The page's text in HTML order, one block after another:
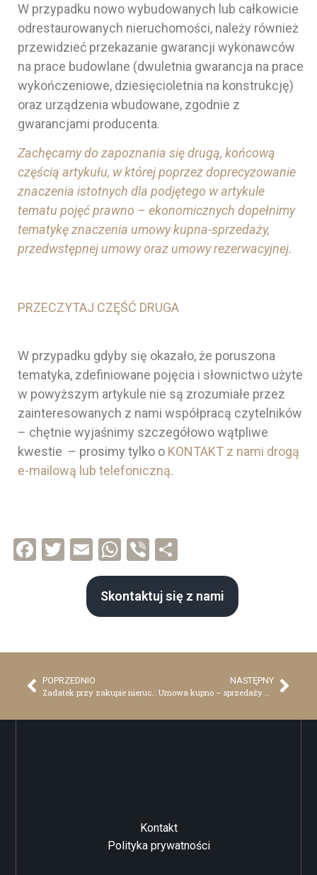
W przypadku nowo wybudowanych lub całkowicie
odrestaurowanych nieruchomości, należy również
przewidzieć przekazanie gwarancji wykonawców
na prace budowlane (dwuletnia gwarancja na prace
wykończeniowe, dziesięcioletnia na konstrukcję)
oraz urządzenia wbudowane, zgodnie z
gwarancjami producenta.
Zachęcamy do zapoznania się drugą, końcową
częścią artykułu, w której poprzez doprecyzowanie
znaczenia istotnych dla podjętego w artykule
tematu pojęć prawno – ekonomicznych dopełnimy
tematykę znaczenia umowy kupna-sprzedaży,
przedwstępnej umowy oraz umowy rezerwacyjnej.
PRZECZYTAJ CZĘŚĆ DRUGA
W przypadku gdyby się okazało, że poruszona
tematyka, zdefiniowane pojęcia i słownictwo użyte
w powyższym artykule nie są zrozumiałe przez
zainteresowanych z nami współpracą czytelników
– chętnie wyjaśnimy szczegółowo wątpliwe
kwestie – prosimy tylko o KONTAKT z nami drogą
e-mailową lub telefoniczną.
Facebook
Twitter
EmailWhatsApp
Viber
Skontaktuj się z nami
POPRZEDNIO
NASTĘPNY
Kontakt
Polityka prywatności